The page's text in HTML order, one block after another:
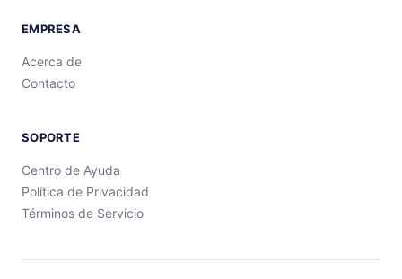
EMPRESA
Acerca de
Contacto
SOPORTE
Centro de Ayuda
Política de Privacidad
Términos de Servicio